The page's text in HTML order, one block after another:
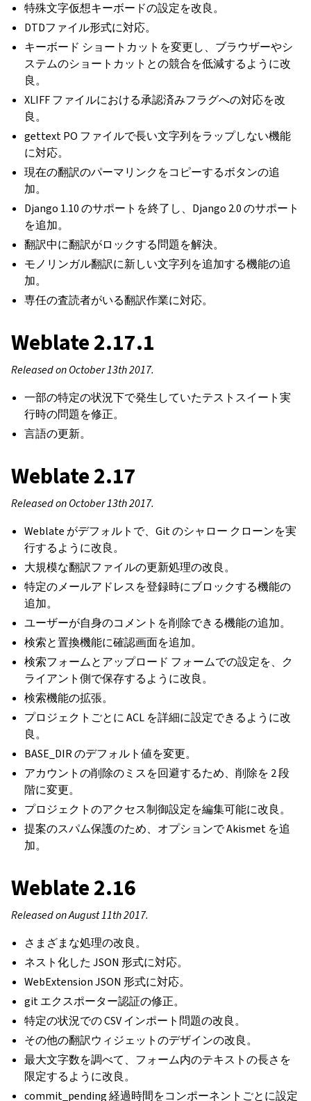
特殊文字仮想キーボードの設定を改良。
DTDファイル形式に対応。
キーボード ショートカットを変更し、ブラウザーやシ
ステムのショートカットとの競合を低減するように改
良。
XLIFF ファイルにおける承認済みフラグへの対応を改
良。
gettext PO ファイルで長い文字列をラップしない機能
に対応。
現在の翻訳のパーマリンクをコピーするボタンの追
加。
Django 1.10 のサポートを終了し、Django 2.0 のサポート
を追加。
翻訳中に翻訳がロックする問題を解決。
モノリンガル翻訳に新しい文字列を追加する機能の追
加。
専任の査読者がいる翻訳作業に対応。
Weblate 2.17.1
Released on October 13th 2017.
一部の特定の状況下で発生していたテストスイート実
行時の問題を修正。
言語の更新。
Weblate 2.17
Released on October 13th 2017.
Weblate がデフォルトで、Git のシャロー クローンを実
行するように改良。
大規模な翻訳ファイルの更新処理の改良。
特定のメールアドレスを登録時にブロックする機能の
追加。
ユーザーが自身のコメントを削除できる機能の追加。
検索と置換機能に確認画面を追加。
検索フォームとアップロード フォームでの設定を、ク
ライアント側で保存するように改良。
検索機能の拡張。
プロジェクトごとに ACL を詳細に設定できるように改
良。
BASE_DIR のデフォルト値を変更。
アカウントの削除のミスを回避するため、削除を 2 段
階に変更。
プロジェクトのアクセス制御設定を編集可能に改良。
提案のスパム保護のため、オプションで Akismet を追
加。
Weblate 2.16
Released on August 11th 2017.
さまざまな処理の改良。
ネスト化した JSON 形式に対応。
WebExtension JSON 形式に対応。
git エクスポーター認証の修正。
特定の状況での CSV インポート問題の改良。
その他の翻訳ウィジェットのデザインの改良。
最大文字数を調べて、フォーム内のテキストの長さを
限定するように改良。
commit_pending 経過時間をコンポーネントごとに設定